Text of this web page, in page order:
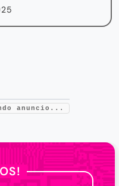
anuncio...